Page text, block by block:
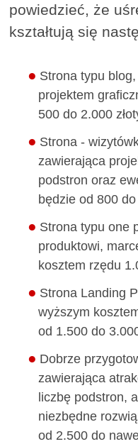
powiedzieć, że
kształtują się
Strona typu
projektem
500 do 2.000
Strona -
zawierająca
podstron oraz
będzie od 800 do
Strona typu one
produktowi,
kosztem rzędu
Strona Landing
wyższym
od 1.500 do
Dobrze
zawierająca
liczbę podstron,
niezbędne
od 2.500 do